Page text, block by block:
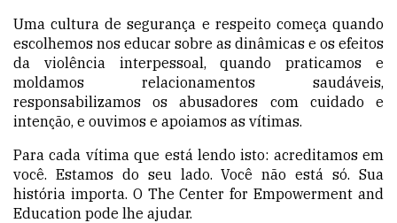
Uma cultura de segurança e respeito começa quando
escolhemos nos educar sobre as dinâmicas e os efeitos
da violência interpessoal, quando praticamos e
moldamos relacionamentos saudáveis,
responsabilizamos os abusadores com cuidado e
intenção, e ouvimos e apoiamos as vítimas.
Para cada vítima que está lendo isto: acreditamos em
você. Estamos do seu lado. Você não está só. Sua
história importa. O The Center for Empowerment and
Education pode lhe ajudar.